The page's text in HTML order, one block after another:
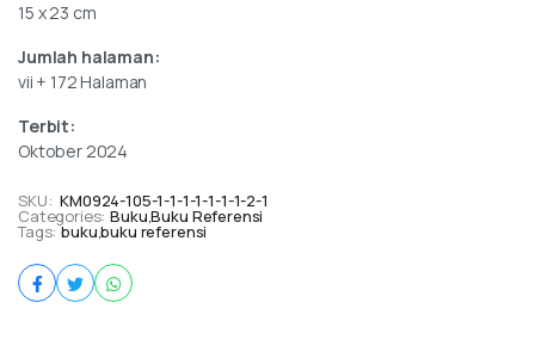
15 x 23 cm
Jumlah halaman:
vii + 172 Halaman
Terbit:
Oktober 2024
SKU: KM0924-105-1-1-1-1-1-1-1-2-1
Categories: Buku,Buku Referensi
Tags: buku,buku referensi